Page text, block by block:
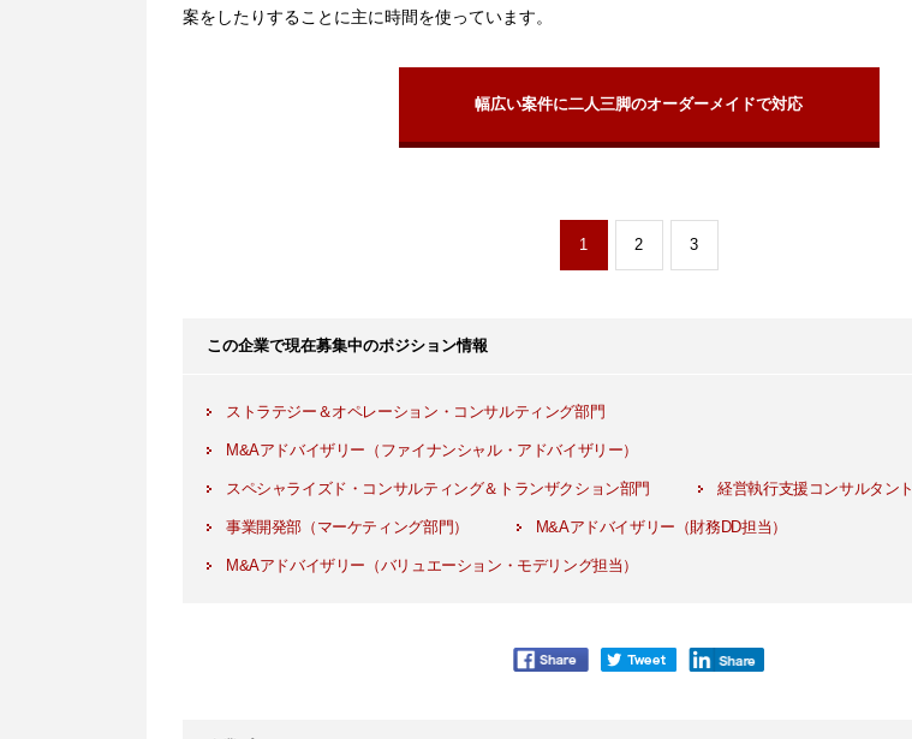
案をしたりすることに主に時間を使っています。
幅広い案件に二人三脚のオーダーメイドで対応
1 2 3
この企業で現在募集中のポジション情報
ストラテジー＆オペレーション・コンサルティング部門
M&Aアドバイザリー（ファイナンシャル・アドバイザリー）
スペシャライズド・コンサルティング＆トランザクション部門 経営執行支援コンサルタント
事業開発部（マーケティング部門） M&Aアドバイザリー（財務DD担当）
M&Aアドバイザリー（バリュエーション・モデリング担当）